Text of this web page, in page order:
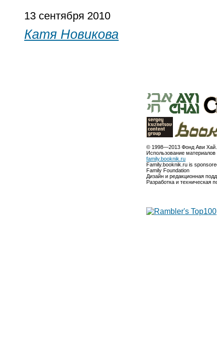
13 сентября 2010
Катя Новикова
© 1998—2013 Фонд Ави
Использование
family.booknik.ru
Family.booknik.ru is
Family Foundation
Дизайн и редакционная
Разработка и техническая